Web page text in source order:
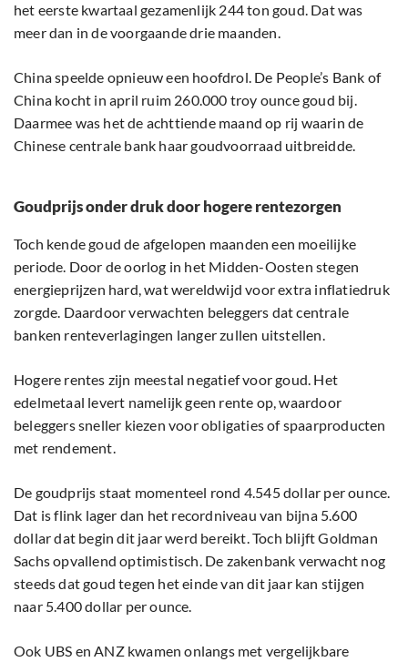
het eerste kwartaal gezamenlijk 244 ton goud. Dat was
meer dan in de voorgaande drie maanden.
China speelde opnieuw een hoofdrol. De People’s Bank of
China kocht in april ruim 260.000 troy ounce goud bij.
Daarmee was het de achttiende maand op rij waarin de
Chinese centrale bank haar goudvoorraad uitbreidde.
Goudprijs onder druk door hogere rentezorgen
Toch kende goud de afgelopen maanden een moeilijke
periode. Door de oorlog in het Midden-Oosten stegen
energieprijzen hard, wat wereldwijd voor extra inflatiedruk
zorgde. Daardoor verwachten beleggers dat centrale
banken renteverlagingen langer zullen uitstellen.
Hogere rentes zijn meestal negatief voor goud. Het
edelmetaal levert namelijk geen rente op, waardoor
beleggers sneller kiezen voor obligaties of spaarproducten
met rendement.
De goudprijs staat momenteel rond 4.545 dollar per ounce.
Dat is flink lager dan het recordniveau van bijna 5.600
dollar dat begin dit jaar werd bereikt. Toch blijft Goldman
Sachs opvallend optimistisch. De zakenbank verwacht nog
steeds dat goud tegen het einde van dit jaar kan stijgen
naar 5.400 dollar per ounce.
Ook UBS en ANZ kwamen onlangs met vergelijkbare